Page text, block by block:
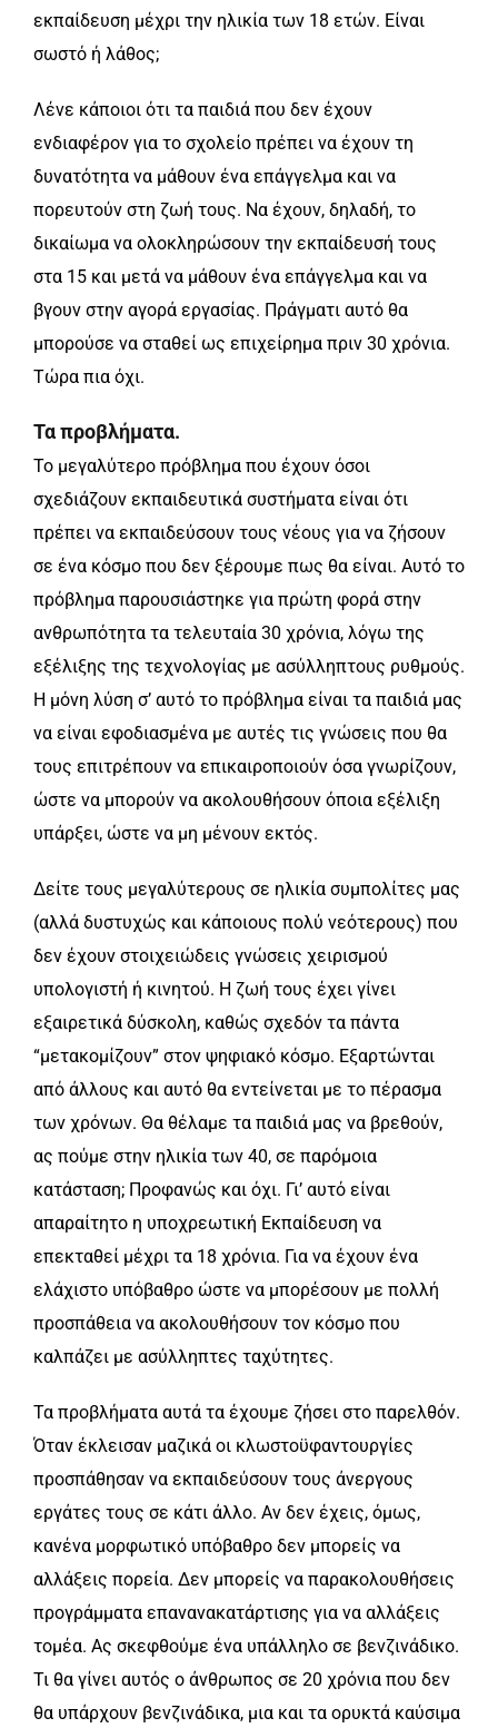
εκπαίδευση μέχρι την ηλικία των 18 ετών. Είναι
σωστό ή λάθος;
Λένε κάποιοι ότι τα παιδιά που δεν έχουν
ενδιαφέρον για το σχολείο πρέπει να έχουν τη
δυνατότητα να μάθουν ένα επάγγελμα και να
πορευτούν στη ζωή τους. Να έχουν, δηλαδή, το
δικαίωμα να ολοκληρώσουν την εκπαίδευσή τους
στα 15 και μετά να μάθουν ένα επάγγελμα και να
βγουν στην αγορά εργασίας. Πράγματι αυτό θα
μπορούσε να σταθεί ως επιχείρημα πριν 30 χρόνια.
Τώρα πια όχι.
Τα προβλήματα.
Το μεγαλύτερο πρόβλημα που έχουν όσοι
σχεδιάζουν εκπαιδευτικά συστήματα είναι ότι
πρέπει να εκπαιδεύσουν τους νέους για να ζήσουν
σε ένα κόσμο που δεν ξέρουμε πως θα είναι. Αυτό το
πρόβλημα παρουσιάστηκε για πρώτη φορά στην
ανθρωπότητα τα τελευταία 30 χρόνια, λόγω της
εξέλιξης της τεχνολογίας με ασύλληπτους ρυθμούς.
Η μόνη λύση σ’ αυτό το πρόβλημα είναι τα παιδιά μας
να είναι εφοδιασμένα με αυτές τις γνώσεις που θα
τους επιτρέπουν να επικαιροποιούν όσα γνωρίζουν,
ώστε να μπορούν να ακολουθήσουν όποια εξέλιξη
υπάρξει, ώστε να μη μένουν εκτός.
Δείτε τους μεγαλύτερους σε ηλικία συμπολίτες μας
(αλλά δυστυχώς και κάποιους πολύ νεότερους) που
δεν έχουν στοιχειώδεις γνώσεις χειρισμού
υπολογιστή ή κινητού. Η ζωή τους έχει γίνει
εξαιρετικά δύσκολη, καθώς σχεδόν τα πάντα
“μετακομίζουν” στον ψηφιακό κόσμο. Εξαρτώνται
από άλλους και αυτό θα εντείνεται με το πέρασμα
των χρόνων. Θα θέλαμε τα παιδιά μας να βρεθούν,
ας πούμε στην ηλικία των 40, σε παρόμοια
κατάσταση; Προφανώς και όχι. Γι’ αυτό είναι
απαραίτητο η υποχρεωτική Εκπαίδευση να
επεκταθεί μέχρι τα 18 χρόνια. Για να έχουν ένα
ελάχιστο υπόβαθρο ώστε να μπορέσουν με πολλή
προσπάθεια να ακολουθήσουν τον κόσμο που
καλπάζει με ασύλληπτες ταχύτητες.
Τα προβλήματα αυτά τα έχουμε ζήσει στο παρελθόν.
Όταν έκλεισαν μαζικά οι κλωστοϋφαντουργίες
προσπάθησαν να εκπαιδεύσουν τους άνεργους
εργάτες τους σε κάτι άλλο. Αν δεν έχεις, όμως,
κανένα μορφωτικό υπόβαθρο δεν μπορείς να
αλλάξεις πορεία. Δεν μπορείς να παρακολουθήσεις
προγράμματα επανανακατάρτισης για να αλλάξεις
τομέα. Ας σκεφθούμε ένα υπάλληλο σε βενζινάδικο.
Τι θα γίνει αυτός ο άνθρωπος σε 20 χρόνια που δεν
θα υπάρχουν βενζινάδικα, μια και τα ορυκτά καύσιμα